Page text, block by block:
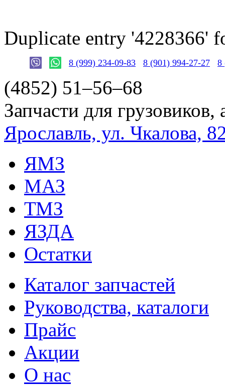
Duplicate entry '4228366'
8 (999) 234-09-83 8 (901) 994-27-27 8
(4852) 51–56–68
Запчасти для грузовиков,
Ярославль, ул. Чкалова,
ЯМЗ
МАЗ
ТМЗ
ЯЗДА
Остатки
Каталог запчастей
Руководства, каталоги
Прайс
Акции
О нас